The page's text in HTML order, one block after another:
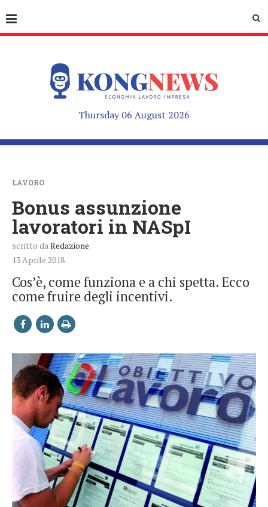
Thursday 06 August 2026
LAVORO
Bonus assunzione
lavoratori in NASpI
scritto da Redazione
13 Aprile 2018
Cos’è, come funziona e a chi spetta. Ecco
come fruire degli incentivi.